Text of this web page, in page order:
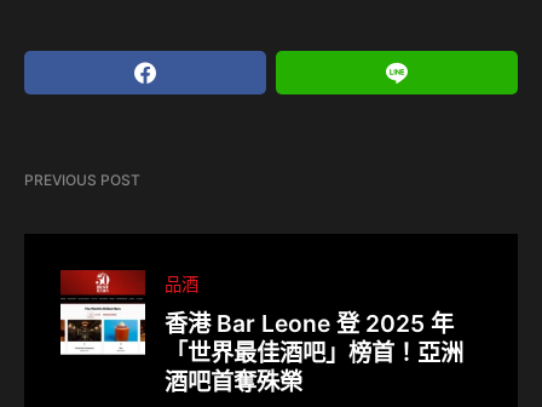
PREVIOUS POST
品酒
香港 Bar Leone 登 2025 年
「世界最佳酒吧」榜首！亞洲
酒吧首奪殊榮